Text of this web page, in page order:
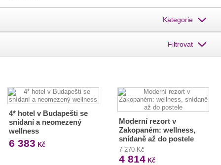
Kategorie
Filtrovat
4* hotel v Budapešti se
snídaní a neomezený
wellness
6 383 Kč
Moderní rezort v
Zakopaném: wellness,
snídaně až do postele
7 270 Kč
4 814Kč